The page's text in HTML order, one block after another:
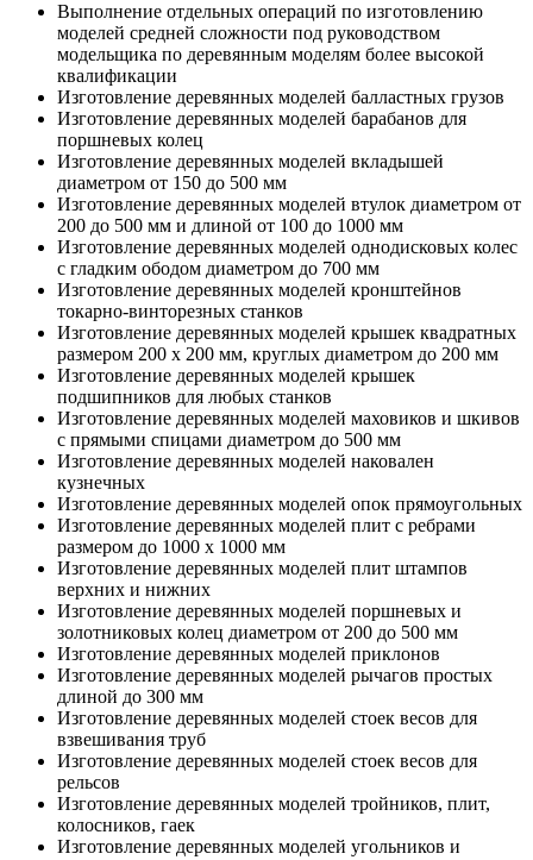
Выполнение отдельных операций по изготовлению
моделей средней сложности под руководством
модельщика по деревянным моделям более высокой
квалификации
Изготовление деревянных моделей балластных грузов
Изготовление деревянных моделей барабанов для
поршневых колец
Изготовление деревянных моделей вкладышей
диаметром от 150 до 500 мм
Изготовление деревянных моделей втулок диаметром от
200 до 500 мм и длиной от 100 до 1000 мм
Изготовление деревянных моделей однодисковых колес
с гладким ободом диаметром до 700 мм
Изготовление деревянных моделей кронштейнов
токарно-винторезных станков
Изготовление деревянных моделей крышек квадратных
размером 200 x 200 мм, круглых диаметром до 200 мм
Изготовление деревянных моделей крышек
подшипников для любых станков
Изготовление деревянных моделей маховиков и шкивов
с прямыми спицами диаметром до 500 мм
Изготовление деревянных моделей наковален
кузнечных
Изготовление деревянных моделей опок прямоугольных
Изготовление деревянных моделей плит с ребрами
размером до 1000 x 1000 мм
Изготовление деревянных моделей плит штампов
верхних и нижних
Изготовление деревянных моделей поршневых и
золотниковых колец диаметром от 200 до 500 мм
Изготовление деревянных моделей приклонов
Изготовление деревянных моделей рычагов простых
длиной до 300 мм
Изготовление деревянных моделей стоек весов для
взвешивания труб
Изготовление деревянных моделей стоек весов для
рельсов
Изготовление деревянных моделей тройников, плит,
колосников, гаек
Изготовление деревянных моделей угольников и